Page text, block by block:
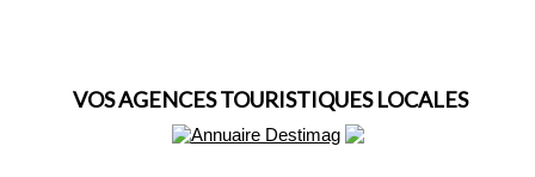
VOS AGENCES TOURISTIQUES LOCALES